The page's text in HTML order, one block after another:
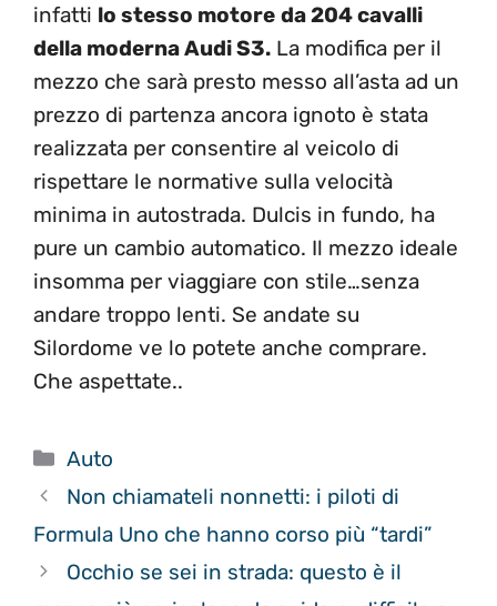
infatti lo stesso motore da 204 cavalli
della moderna Audi S3. La modifica per il
mezzo che sarà presto messo all’asta ad un
prezzo di partenza ancora ignoto è stata
realizzata per consentire al veicolo di
rispettare le normative sulla velocità
minima in autostrada. Dulcis in fundo, ha
pure un cambio automatico. Il mezzo ideale
insomma per viaggiare con stile…senza
andare troppo lenti. Se andate su
Silordome ve lo potete anche comprare.
Che aspettate..
Categorie
Auto
Non chiamateli nonnetti: i piloti di
Formula Uno che hanno corso più “tardi”
Occhio se sei in strada: questo è il